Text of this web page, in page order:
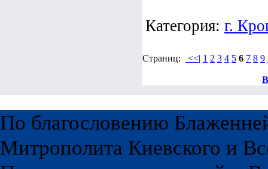
Категория: г.
Страниц: <<| 1 2 3 4 5 6 7 8 9
По благословению
Митрополита Киевского и